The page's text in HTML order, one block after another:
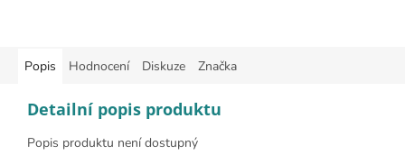
Popis Hodnocení Diskuze Značka
Detailní popis produktu
Popis produktu není dostupný